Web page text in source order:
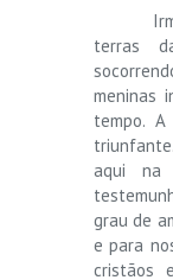
terras
meninas
tempo.
aqui na
grau de
e para
cristãos